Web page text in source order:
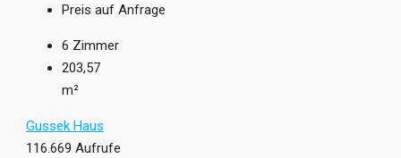
Preis auf Anfrage
6 Zimmer
203,57
m²
Gussek Haus
116.669 Aufrufe